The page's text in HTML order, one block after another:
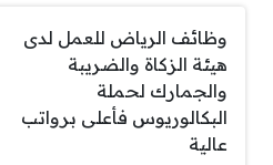
وظائف الرياض للعمل لدى
هيئة الزكاة والضريبة
والجمارك لحملة
البكالوريوس فأعلى برواتب
عالية